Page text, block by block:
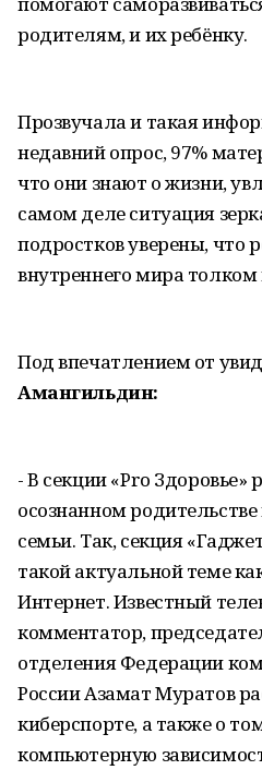
родителям, и их ребёнку.
Прозвучала и такая
недавний опрос, 97%
что они знают о жизни,
самом деле ситуация
подростков уверены, что
внутреннего мира толком
Под впечатлением от
Амангильдин:
- В секции «Pro Здоровье»
осознанном родительстве
семьи. Так, секция
такой актуальной теме
Интернет. Известный
комментатор,
отделения Федерации
России Азамат Муратов
киберспорте, а также о
компьютерную